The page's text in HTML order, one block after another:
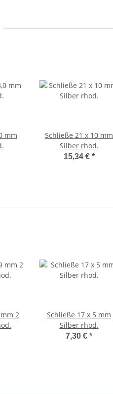
mm
Schließe 21 x 10 mm
Silber rhod.
15,34 € *
2
Schließe 17 x 5 mm
Silber rhod.
7,30 € *